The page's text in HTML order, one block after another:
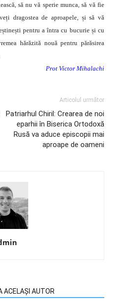
să nu vă sperie munca, să vă fie
dragostea de aproapele, și să vă
pentru a întra cu bucurie și cu
hărăzită nouă pentru părăsirea
Prot Victor Mihalachi
Articolul următor
Patriarhul Chiril: Crearea de noi
eparhii în Biserica Ortodoxă
Rusă va aduce episcopii mai
aproape de oameni
ACELAȘI AUTOR